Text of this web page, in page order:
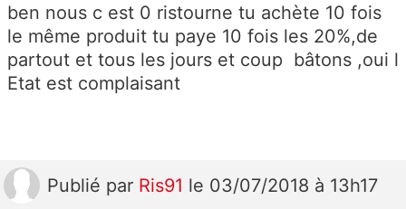
ben nous c est 0 ristourne tu achète 10 fois
le même produit tu paye 10 fois les 20%,de
partout et tous les jours et coup bâtons ,oui l
Etat est complaisant
Publié par Ris91 le 03/07/2018 à 13h17